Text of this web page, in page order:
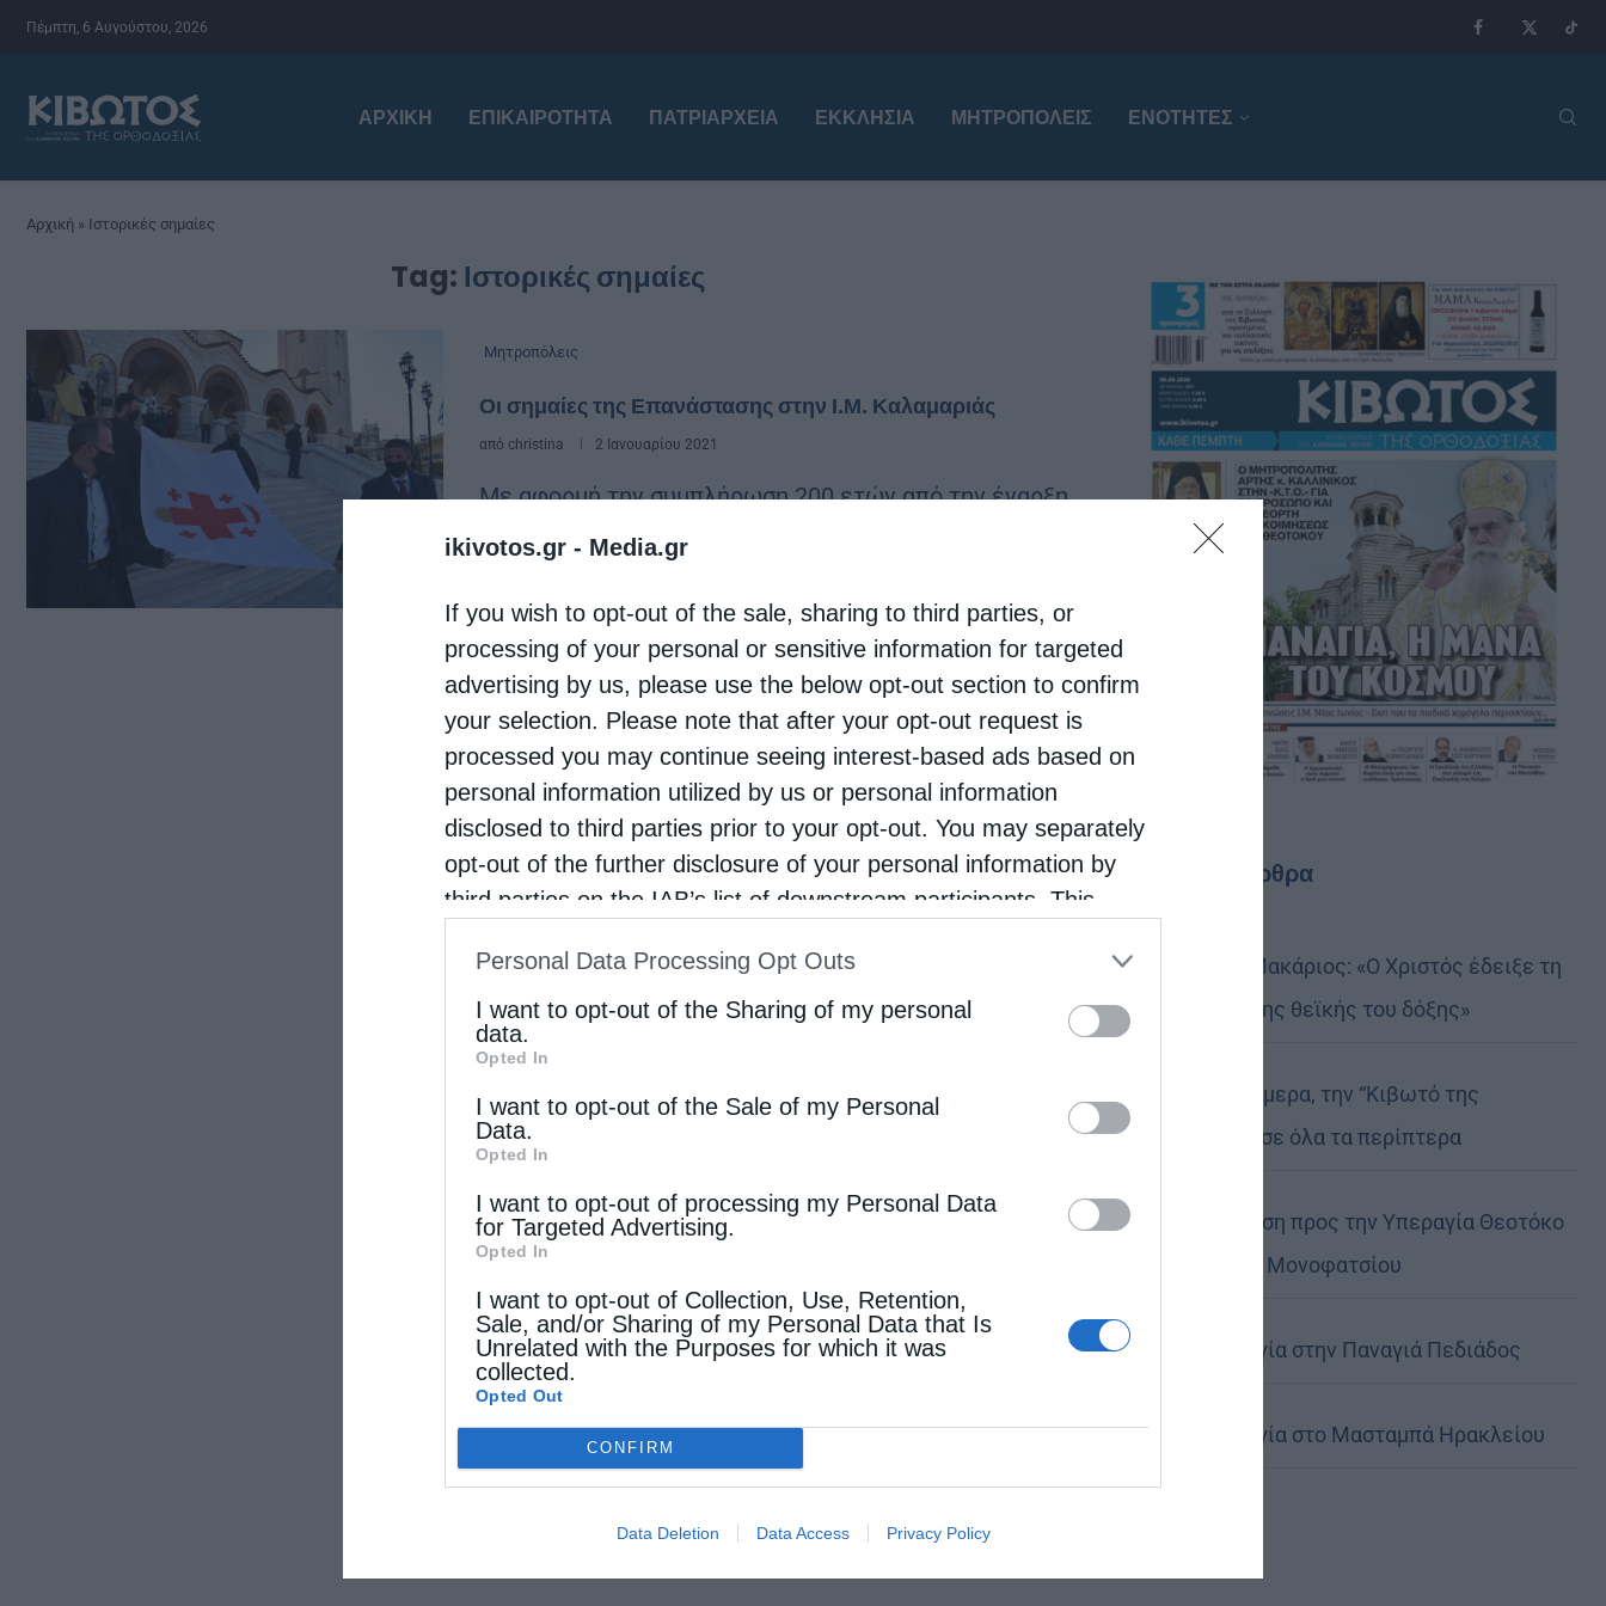
ikivotos.gr - Media.gr
If you wish to opt-out of the sale, sharing to third parties, or
processing of your personal or sensitive information for targeted
advertising by us, please use the below opt-out section to confirm
your selection. Please note that after your opt-out request is
processed you may continue seeing interest-based ads based on
personal information utilized by us or personal information
disclosed to third parties prior to your opt-out. You may separately
opt-out of the further disclosure of your personal information by
third parties on the IAB’s list of downstream participants. This
IAB’s List of Downstream Participantsthat may further disclose it to
other third parties.
Personal Data Processing Opt Outs
I want to opt-out of the Sharing of my personal
data.
Opted In
I want to opt-out of the Sale of my Personal
Data.
Opted In
I want to opt-out of processing my Personal Data
for Targeted Advertising.
Opted In
I want to opt-out of Collection, Use, Retention,
Sale, and/or Sharing of my Personal Data that Is
Unrelated with the Purposes for which it was
collected.
Opted Out
CONFIRM
Data Deletion Data Access Privacy Policy
Πέμπτη, 6 Αυγούστου, 2026
ΑΡΧΙΚΉ ΕΠΙΚΑΙΡΌΤΗΤΑ ΠΑΤΡΙΑΡΧΕΊΑ ΕΚΚΛΗΣΊΑ ΜΗΤΡΟΠΌΛΕΙΣ ΕΝΟΤΗΤΕΣ
Αρχική » Ιστορικές σημαίες
Tag: Ιστορικές σημαίες
Μητροπόλεις
Οι σημαίες της Επανάστασης στην Ι.Μ. Καλαμαριάς
από christina 2 Ιανουαρίου 2021
Με αφορμή την συμπλήρωση 200 ετών από την έναρξη
της επανάστασης του 1821 και με πρωτοβουλία του
Καλαμαριάς κ. Ιουστίνου, η Ιερά Μητρόπολη Νέας
Κρήνης …
Τελευταία άρθρα
Αυστραλίας Μακάριος: «Ο Χριστός έδειξε τη
λαμπρότητα της θεϊκής του δόξης»
Μη χάσετε σήμερα, την “Κιβωτό της
Ορθοδοξίας”, σε όλα τα περίπτερα
Ιερά Παράκληση προς την Υπεραγία Θεοτόκο
στα Φαβριανά Μονοφατσίου
Θεία Λειτουργία στην Παναγιά Πεδιάδος
Θεία Λειτουργία στο Μασταμπά Ηρακλείου